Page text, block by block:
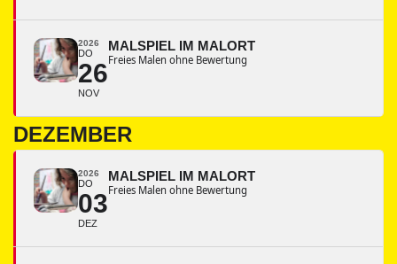
2026
DO
26
NOV
MALSPIEL IM MALORT
Freies Malen ohne Bewertung
DEZEMBER
2026
DO
03
DEZ
MALSPIEL IM MALORT
Freies Malen ohne Bewertung